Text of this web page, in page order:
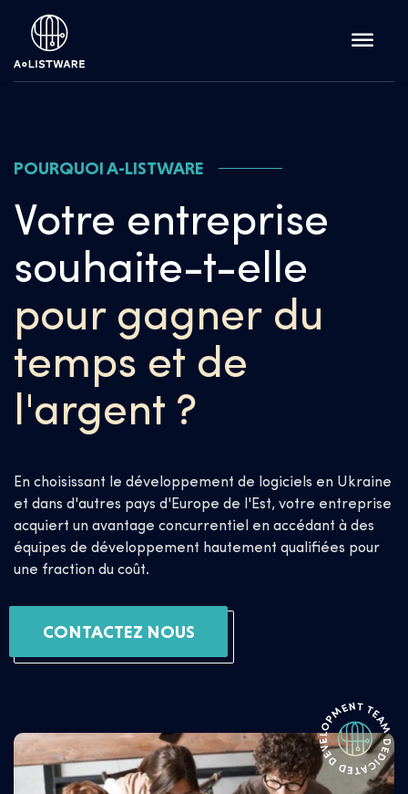
POURQUOI A-LISTWARE
Votre entreprise
souhaite-t-elle
pour gagner du
temps et de
l'argent ?
En choisissant le développement de logiciels en Ukraine
et dans d'autres pays d'Europe de l'Est, votre entreprise
acquiert un avantage concurrentiel en accédant à des
équipes de développement hautement qualifiées pour
une fraction du coût.
CONTACTEZ NOUS